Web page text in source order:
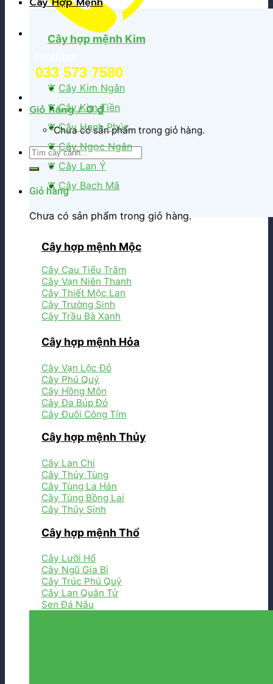
033 573 7580
Giỏ hàng /0₫
Chưa có sản phẩm trong giỏ hàng.
Tìm
kiếm:
Giỏ hàng
Chưa có sản phẩm trong giỏ hàng.
Cây hợp mệnh Kim
❦ Cây Kim Ngân
❦ Cây Kim Tiền
❦ Cây Hạnh Phúc
❦ Cây Ngọc Ngân
❦ Cây Lan Ý
❦ Cây Bạch Mã
Cây hợp mệnh Mộc
Cây Cau Tiểu Trâm
Cây Vạn Niên Thanh
Cây Thiết Mộc Lan
Cây Trường Sinh
Cây Trầu Bà Xanh
Cây hợp mệnh Hỏa
Cây Vạn Lộc Đỏ
Cây Phú Quý
Cây Hồng Môn
Cây Đa Búp Đỏ
Cây Đuôi Công Tím
Cây hợp mệnh Thủy
Cây Lan Chi
Cây Thủy Tùng
Cây Tùng La Hán
Cây Tùng Bồng Lai
Cây Thủy Sinh
Cây hợp mệnh Thổ
Cây Lưỡi Hổ
Cây Ngũ Gia Bì
Cây Trúc Phú Quý
Cây Lan Quân Tử
Sen Đá Nâu